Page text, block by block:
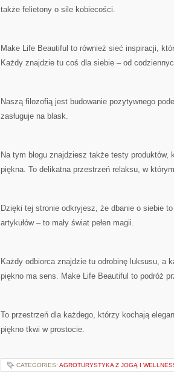
także felietony o sile kobiecości.
Make Life Beautiful to również sieć inspiracji,
Każdy znajdzie tu coś dla siebie – od
Naszą filozofią jest budowanie pozytywnego
zasługuje na blask.
Na tym blogu znajdziesz także testy produktów,
piękna. To delikatna przestrzeń relaksu, w
Dzięki tej stronie odkryjesz, że dbanie o siebie
artykułów – to mały świat pełen magii.
Każdy odbiorca znajdzie tu odrobinę luksusu, a
piękno ma sens. Make Life Beautiful to podróż
To przestrzeń dla każdego, którzy kochają
piękno tkwi w prostocie.
CATEGORIES: AGROTURYSTYKA Z JOGĄ I